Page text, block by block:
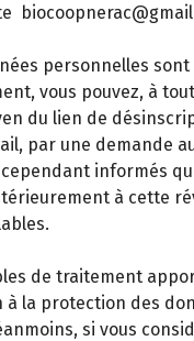
personnelles
vous pouvez, à
du lien de
par une demande
informés
à cette
de traitement
la protection des
si vous